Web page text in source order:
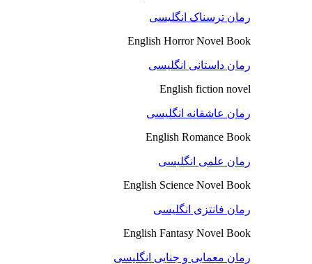
رمان ترسناک انگلیسی
English Horror Novel Book
رمان داستانی انگلیسی
English fiction novel
رمان عاشقانه انگلیسی
English Romance Book
رمان علمی انگلیسی
English Science Novel Book
رمان فانتزی انگلیسی
English Fantasy Novel Book
رمان معمایی و جنایی انگلیسی